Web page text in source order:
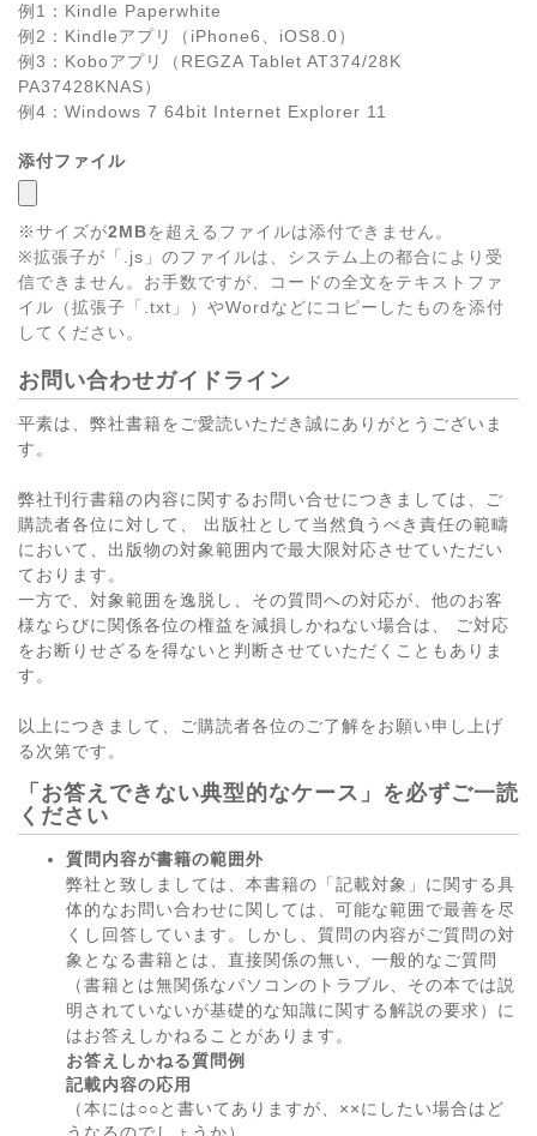
例1：Kindle Paperwhite
例2：Kindleアプリ（iPhone6、iOS8.0）
例3：Koboアプリ（REGZA Tablet AT374/28K
PA37428KNAS）
例4：Windows 7 64bit Internet Explorer 11
添付ファイル
※サイズが2MBを超えるファイルは添付できません。
※拡張子が「.js」のファイルは、システム上の都合により受
信できません。お手数ですが、コードの全文をテキストファ
イル（拡張子「.txt」）やWordなどにコピーしたものを添付
してください。
お問い合わせガイドライン
平素は、弊社書籍をご愛読いただき誠にありがとうございま
す。
弊社刊行書籍の内容に関するお問い合せにつきましては、ご
購読者各位に対して、 出版社として当然負うべき責任の範疇
において、出版物の対象範囲内で最大限対応させていただい
ております。
一方で、対象範囲を逸脱し、その質問への対応が、他のお客
様ならびに関係各位の権益を減損しかねない場合は、 ご対応
をお断りせざるを得ないと判断させていただくこともありま
す。
以上につきまして、ご購読者各位のご了解をお願い申し上げ
る次第です。
「お答えできない典型的なケース」を必ずご一読
ください
質問内容が書籍の範囲外
弊社と致しましては、本書籍の「記載対象」に関する具
体的なお問い合わせに関しては、可能な範囲で最善を尽
くし回答しています。しかし、質問の内容がご質問の対
象となる書籍とは、直接関係の無い、一般的なご質問
（書籍とは無関係なパソコンのトラブル、その本では説
明されていないが基礎的な知識に関する解説の要求）に
はお答えしかねることがあります。
お答えしかねる質問例
記載内容の応用
（本には○○と書いてありますが、××にしたい場合はど